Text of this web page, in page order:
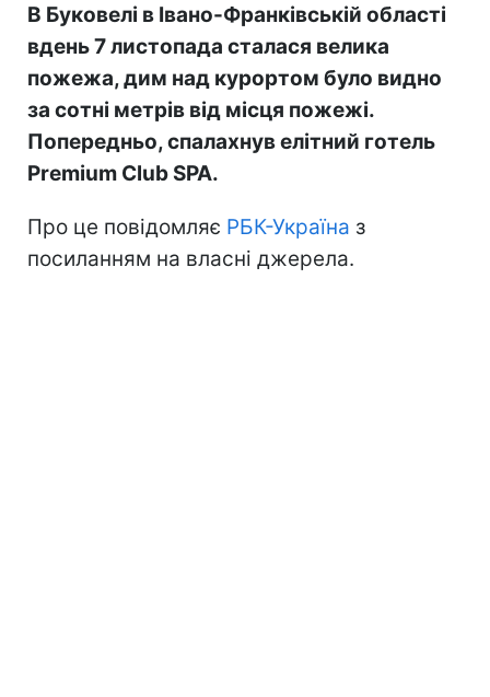
В Буковелі в Івано-Франківській області
вдень 7 листопада сталася велика
пожежа, дим над курортом було видно
за сотні метрів від місця пожежі.
Попередньо, спалахнув елітний готель
Premium Club SPA.
Про це повідомляє РБК-Україна з
посиланням на власні джерела.